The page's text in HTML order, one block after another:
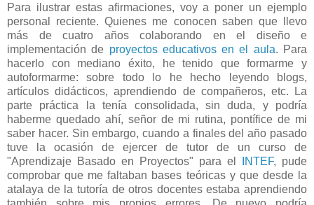
Para ilustrar estas afirmaciones, voy a poner un ejemplo
personal reciente. Quienes me conocen saben que llevo
más de cuatro años colaborando en el diseño e
implementación de proyectos educativos en el aula. Para
hacerlo con mediano éxito, he tenido que formarme y
autoformarme: sobre todo lo he hecho leyendo blogs,
artículos didácticos, aprendiendo de compañeros, etc. La
parte práctica la tenía consolidada, sin duda, y podría
haberme quedado ahí, señor de mi rutina, pontífice de mi
saber hacer. Sin embargo, cuando a finales del año pasado
tuve la ocasión de ejercer de tutor de un curso de
"Aprendizaje Basado en Proyectos" para el
INTEF, pude
comprobar que me faltaban bases teóricas y que desde la
atalaya de la tutoría de otros docentes estaba aprendiendo